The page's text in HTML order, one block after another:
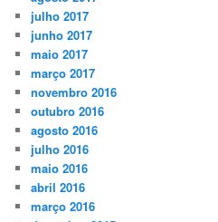
julho 2017
junho 2017
maio 2017
março 2017
novembro 2016
outubro 2016
agosto 2016
julho 2016
maio 2016
abril 2016
março 2016